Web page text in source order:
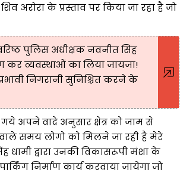
अरोरा के प्रस्ताव पर किया जा रहा है जो
पुलिस अधीक्षक नवनीत सिंह
कर व्यवस्थाओं का लिया जायजा!
निगरानी सुनिश्चित करने के
अपने वादे अनुसार क्षेत्र को जाम से
समय लोगो को मिलने जा रही है मेरे
धामी द्वारा उनकी विकासरूपी मंशा के
निर्माण कार्य करवाया जायेगा जो